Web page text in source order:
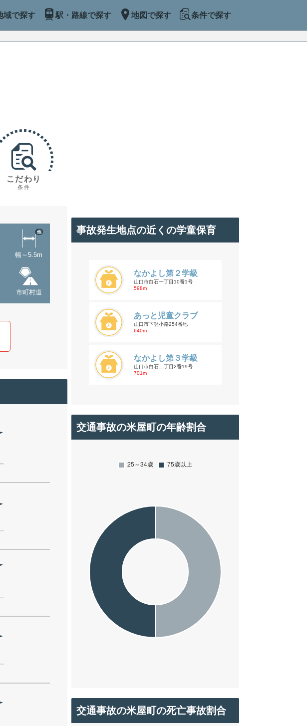
域で探す 駅・路線で探す 地図で探す 条件で探す
こだわり
条件
幅～5.5m
他
市町村道
事故発生地点の近くの学童保育
なかよし第２学級
山口市白石一丁目10番1号
598m
あっと児童クラブ
山口市下竪小路254番地
640m
なかよし第３学級
山口市白石二丁目2番19号
701m
交通事故の米屋町の年齢割合
交通事故の米屋町の死亡事故割合